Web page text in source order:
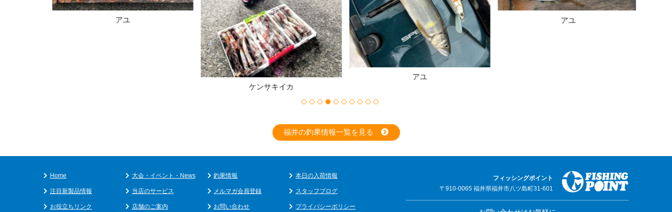
アユ
ケンサキイカ
アユ
アユ
福井の釣果情報一覧を見る
Home 大会・イベント・News 釣果情報 本日の入荷情報
注目新製品情報 当店のサービス メルマガ会員登録 スタッフブログ
お役立ちリンク 店舗のご案内 お問い合わせ プライバシーポリシー
フィッシングポイント
〒910-0065 福井県福井市八ツ島町31-601